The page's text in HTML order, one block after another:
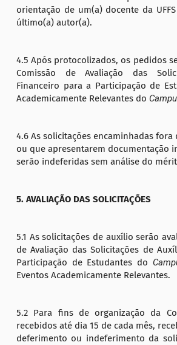
orientação de um(a) docente da
último(a) autor(a).
4.5 Após protocolizados, os pedidos
Comissão de Avaliação das
Financeiro para a Participação de
Academicamente Relevantes do
4.6 As solicitações encaminhadas fora
ou que apresentarem documentação
serão indeferidas sem análise do
5. AVALIAÇÃO DAS SOLICITAÇÕES
5.1 As solicitações de auxílio serão
de Avaliação das Solicitações de
Participação de Estudantes do
Eventos Academicamente Relevantes.
5.2 Para fins de organização da
recebidos até dia 15 de cada mês,
deferimento ou indeferimento da